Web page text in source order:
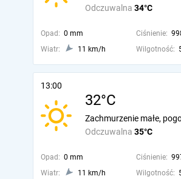
Odczuwalna 34°C
Opad: 0 mm Ciśnienie:
Wiatr:
11 km/h Wilgotność:
13:00
32°C
Odczuwalna 35°C
Zachmurzenie małe,
Opad: 0 mm Ciśnienie:
Wiatr:
11 km/h Wilgotność: